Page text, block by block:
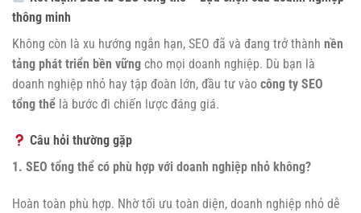
thông minh
Không còn là xu hướng ngắn hạn, SEO đã và đang trở thành nền
tảng phát triển bền vững cho mọi doanh nghiệp. Dù bạn là
doanh nghiệp nhỏ hay tập đoàn lớn, đầu tư vào công ty SEO
tổng thể là bước đi chiến lược đáng giá.
Câu hỏi thường gặp
1. SEO tổng thể có phù hợp với doanh nghiệp nhỏ không?
Hoàn toàn phù hợp. Nhờ tối ưu toàn diện, doanh nghiệp nhỏ dễ